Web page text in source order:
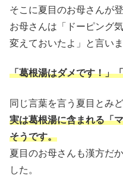
そこに夏目のお母さんが登
お母さんは「ドーピング
変えておいたよ」と言いま
「葛根湯はダメです！」
同じ言葉を言う夏目とみ
実は葛根湯に含まれる「
そうです。
夏目のお母さんも漢方だ
した。